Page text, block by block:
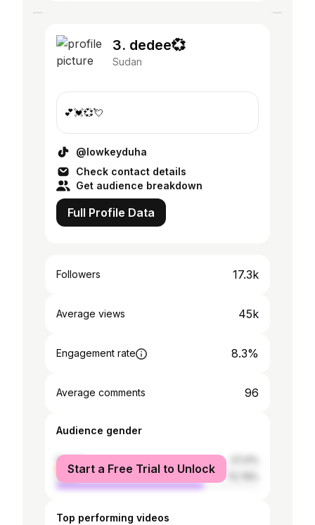
3. dedee💞
Sudan
💕💓💞💘
@lowkeyduha
Check contact details
Get audience breakdown
Full Profile Data
Followers 17.3k
Average views 45k
Engagement rate 8.3%
Average comments 96
Audience gender
female
male
Start a Free Trial to Unlock
Top performing videos